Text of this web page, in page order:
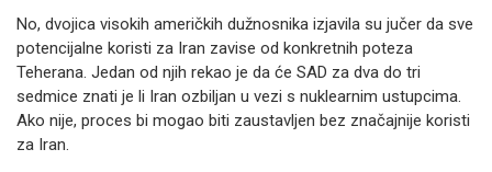
No, dvojica visokih američkih dužnosnika izjavila su jučer da sve
potencijalne koristi za Iran zavise od konkretnih poteza
Teherana. Jedan od njih rekao je da će SAD za dva do tri
sedmice znati je li Iran ozbiljan u vezi s nuklearnim ustupcima.
Ako nije, proces bi mogao biti zaustavljen bez značajnije koristi
za Iran.